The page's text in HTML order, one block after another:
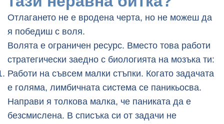
Отлагането не е вродена черта, но не можеш да
я победиш с воля.
Волята е ограничен ресурс. Вместо това работи
стратегически заедно с биологията на мозъка ти:
Работи на съвсем малки стъпки. Когато задачата
е голяма, лимбичната система се паникьосва.
Направи я толкова малка, че паниката да е
безсмислена. В списъка си от задачи не